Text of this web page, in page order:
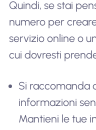
Quindi, se stai
numero per
servizio online o
cui dovresti
Si raccomanda
informazioni
Mantieni le tue